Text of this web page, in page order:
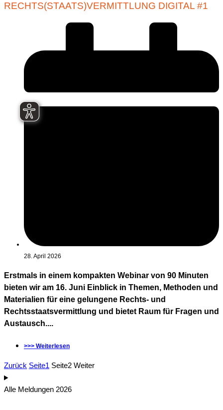
RECHTS(STAATS)VERMITTLUNG DIGITAL #1
28. April 2026
Erstmals in einem kompakten Webinar von 90 Minuten
bieten wir am 16. Juni Einblick in Themen, Methoden und
Materialien für eine gelungene Rechts- und
Rechtsstaatsvermittlung und bietet Raum für Fragen und
Austausch....
>>> Weiterlesen
Zurück Seite1 Seite2 Weiter
Alle Meldungen 2026